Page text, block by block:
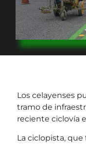
Los celayenses
tramo de
reciente ciclovía
La ciclopista,